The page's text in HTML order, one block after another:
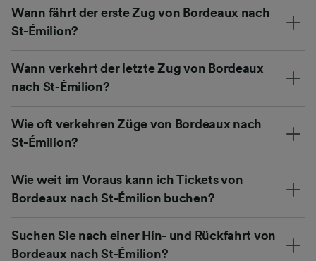
Wann fährt der erste Zug von Bordeaux nach
St-Émilion?
Wann verkehrt der letzte Zug von Bordeaux
nach St-Émilion?
Wie oft verkehren Züge von Bordeaux nach
St-Émilion?
Wie weit im Voraus kann ich Tickets von
Bordeaux nach St-Émilion buchen?
Suchen Sie nach einer Hin- und Rückfahrt von
Bordeaux nach St-Émilion?